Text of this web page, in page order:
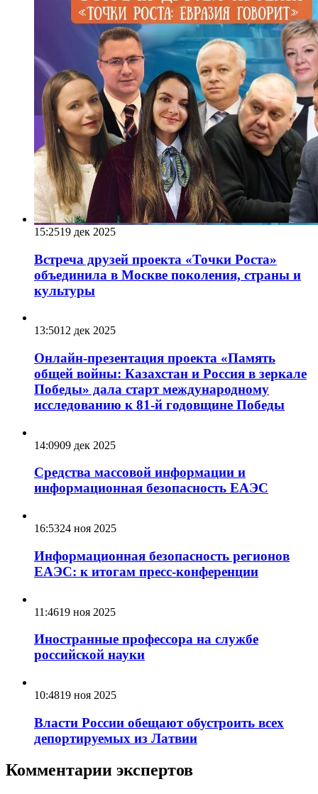
15:2519 дек 2025
Встреча друзей проекта «Точки Роста»
объединила в Москве поколения, страны и
культуры
13:5012 дек 2025
Онлайн-презентация проекта «Память
общей войны: Казахстан и Россия в зеркале
Победы» дала старт международному
исследованию к 81-й годовщине Победы
14:0909 дек 2025
Средства массовой информации и
информационная безопасность ЕАЭС
16:5324 ноя 2025
Информационная безопасность регионов
ЕАЭС: к итогам пресс-конференции
11:4619 ноя 2025
Иностранные профессора на службе
российской науки
10:4819 ноя 2025
Власти России обещают обустроить всех
депортируемых из Латвии
Комментарии экспертов